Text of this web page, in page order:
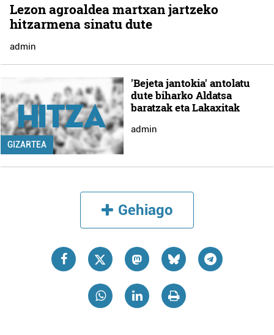
Lezon agroaldea martxan jartzeko
hitzarmena sinatu dute
admin
GIZARTEA
'Bejeta jantokia' antolatu
dute biharko Aldatsa
baratzak eta Lakaxitak
admin
Gehiago